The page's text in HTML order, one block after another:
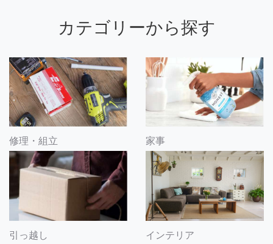
カテゴリーから探す
修理・組立 家事
引っ越し インテリア